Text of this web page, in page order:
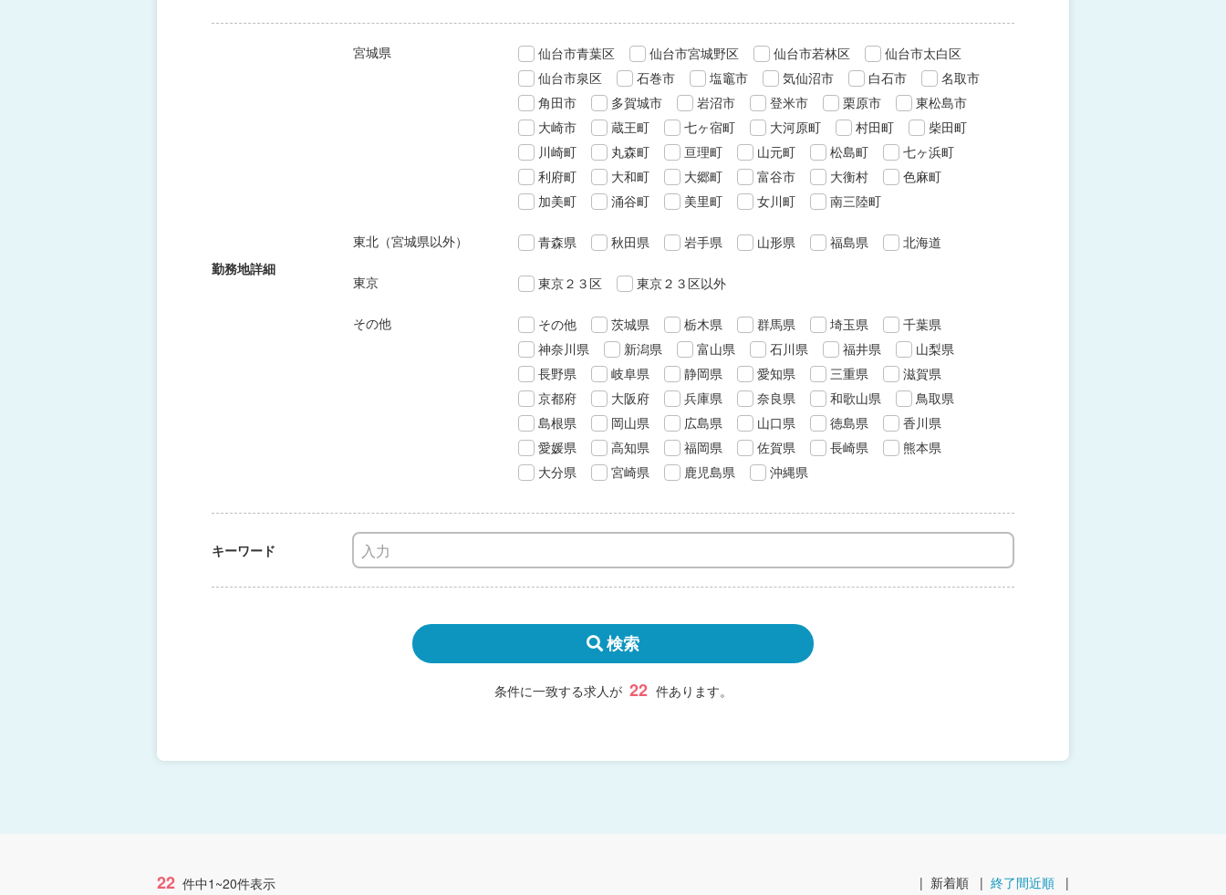
勤務地詳細
宮城県 仙台市青葉区 仙台市宮城野区 仙台市若林区
仙台市太白区
仙台市泉区
石巻市 塩竈市 気仙沼市 白石市
名取市
角田市
多賀城市 岩沼市 登米市 栗原市
東松島市
大崎市
蔵王町 七ヶ宿町 大河原町 村田町
柴田町
川崎町
丸森町 亘理町 山元町 松島町
七ヶ浜町
利府町
大和町 大郷町 富谷市 大衡村
色麻町
加美町
涌谷町 美里町 女川町 南三陸町
東北（宮城県以外） 青森県 秋田県 岩手県 山形県 福島県 北海道
東京 東京２３区 東京２３区以外
その他 その他 茨城県 栃木県 群馬県 埼玉県
千葉県
神奈川県
新潟県 富山県 石川県 福井県
山梨県
長野県
岐阜県 静岡県 愛知県 三重県
滋賀県
京都府
大阪府 兵庫県 奈良県 和歌山県
鳥取県
島根県
岡山県 広島県 山口県 徳島県
香川県
愛媛県
高知県 福岡県 佐賀県 長崎県
熊本県
大分県
宮崎県 鹿児島県 沖縄県
キーワード
検索
条件に一致する求人が 22 件あります。
22 件中1~20件表示 | 新着順 | 終了間近順 |